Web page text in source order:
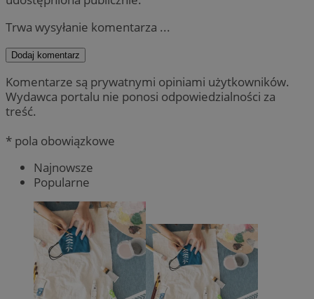
Trwa wysyłanie komentarza ...
Dodaj komentarz
Komentarze są prywatnymi opiniami użytkowników.
Wydawca portalu nie ponosi odpowiedzialności za
treść.
* pola obowiązkowe
Najnowsze
Popularne